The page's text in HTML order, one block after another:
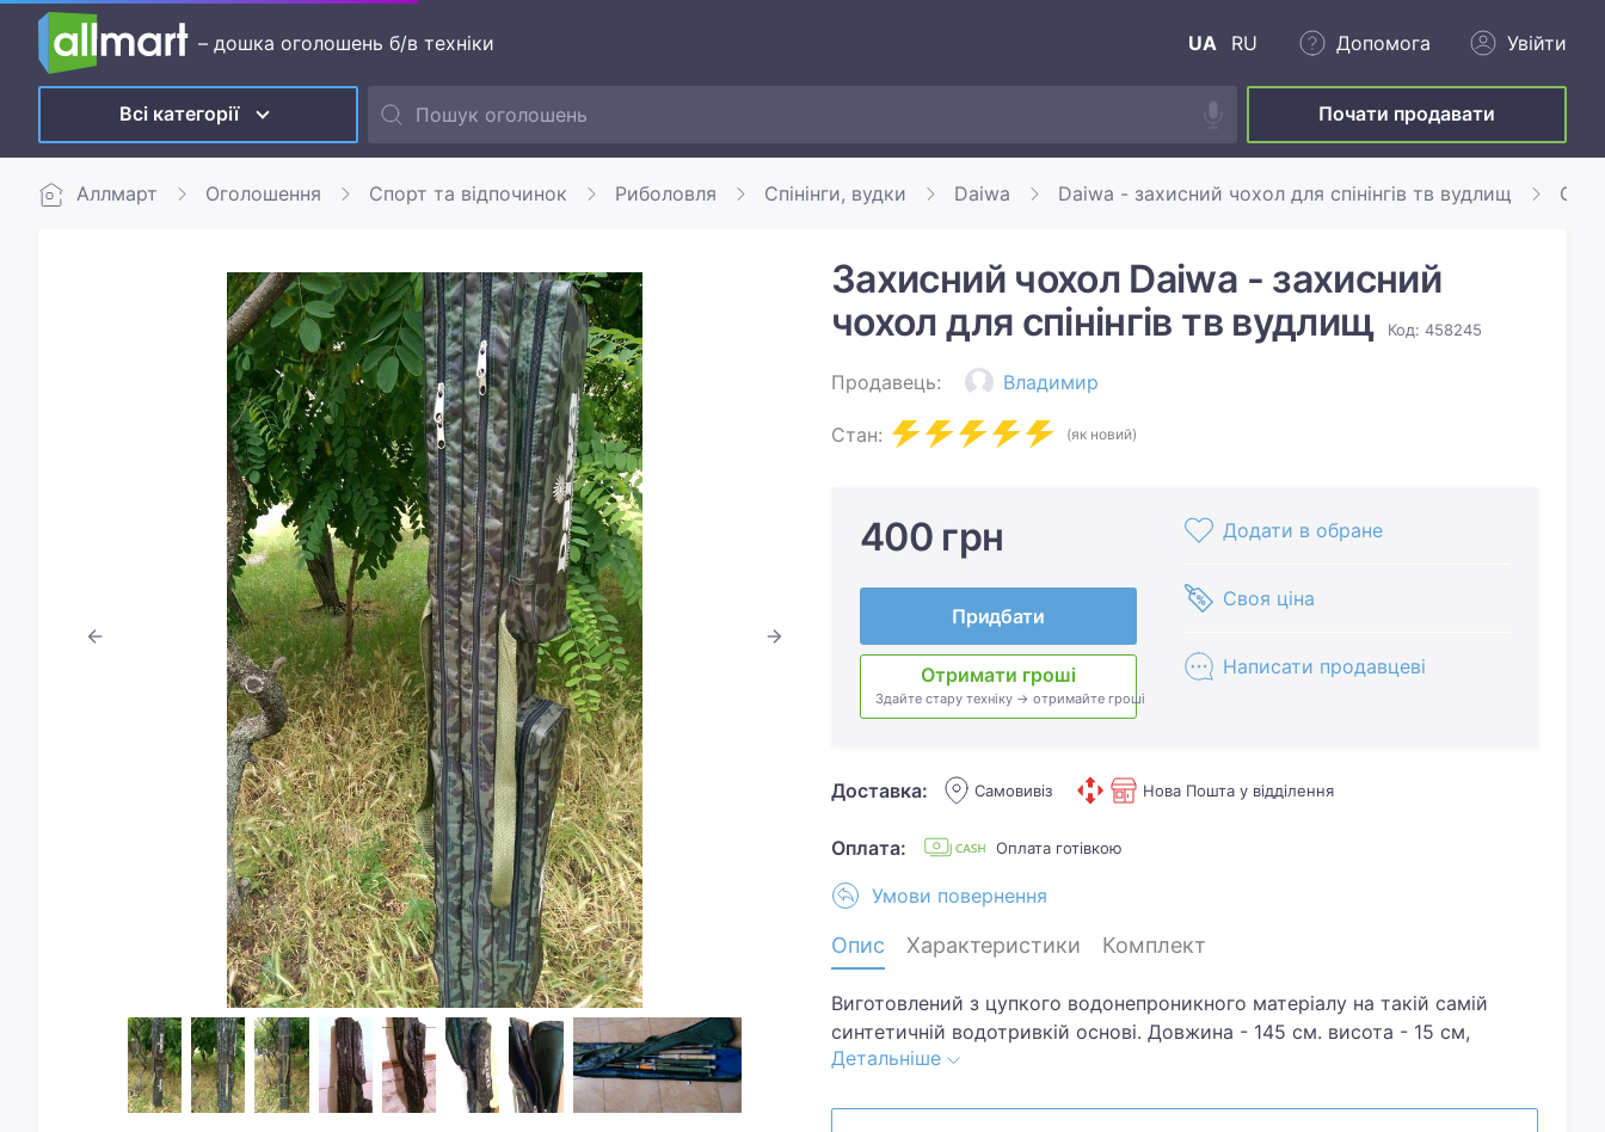
– дошка оголошень б/в техніки UA RU Допомога Увійти
Всі категорії Почати продавати
Аллмарт Оголошення Спорт та відпочинок Риболовля Спінінги, вудки Daiwa Daiwa - захисний чохол для спінінгів тв вудлищ
Захисний чохол Daiwa - захисний
чохол для спінінгів тв вудлищ
Код: 458245
Продавець: Владимир
Стан: (як новий)
400 грн
Придбати
Отримати гроші
Здайте стару техніку → отримайте гроші
Додати в обране
Своя ціна
Написати продавцеві
Доставка: Самовивіз Нова Пошта у відділення
Оплата: Оплата готівкою
Умови повернення
Опис Характеристики Комплект
Виготовлений з цупкого водонепроникного матеріалу на такій самій
синтетичній водотривкій основі. Довжина - 145 см. висота - 15 см,
товщина - 18 см. Два відділення, у кожне з яких вільно вміщується 5
прутів, якщо їх розташувати асиметрично. Дві місткі бічні кишені
Детальніше